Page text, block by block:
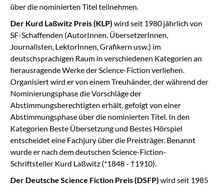
über die nominierten Titel teilnehmen.
Der Kurd Laßwitz Preis (KLP) wird seit 1980 jährlich von
SF-Schaffenden (AutorInnen, ÜbersetzerInnen,
Journalisten, LektorInnen, Grafikern usw.) im
deutschsprachigen Raum in verschiedenen Kategorien an
herausragende Werke der Science-Fiction verliehen.
Organisiert wird er von einem Treuhänder, der während der
Nominierungsphase die Vorschläge der
Abstimmungsberechtigten erhält, gefolgt von einer
Abstimmungsphase über die nominierten Titel. In den
Kategorien Beste Übersetzung und Bestes Hörspiel
entscheidet eine Fachjury über die Preisträger. Benannt
wurde er nach dem deutschen Science-Fiction-
Schriftsteller Kurd Laßwitz (*1848 - †1910).
Der Deutsche Science Fiction Preis (DSFP) wird seit 1985